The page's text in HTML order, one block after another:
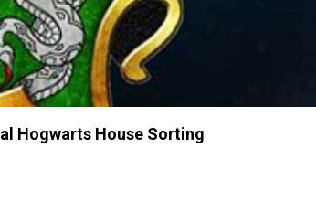
Hogwarts House Sorting